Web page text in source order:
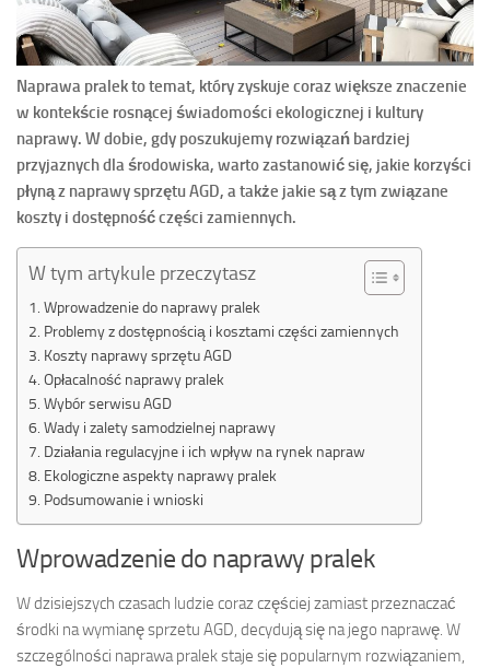
Naprawa pralek to temat, który zyskuje coraz większe znaczenie
w kontekście rosnącej świadomości ekologicznej i kultury
naprawy. W dobie, gdy poszukujemy rozwiązań bardziej
przyjaznych dla środowiska, warto zastanowić się, jakie korzyści
płyną z naprawy sprzętu AGD, a także jakie są z tym związane
koszty i dostępność części zamiennych.
W tym artykule przeczytasz
Wprowadzenie do naprawy pralek
Problemy z dostępnością i kosztami części zamiennych
Koszty naprawy sprzętu AGD
Opłacalność naprawy pralek
Wybór serwisu AGD
Wady i zalety samodzielnej naprawy
Działania regulacyjne i ich wpływ na rynek napraw
Ekologiczne aspekty naprawy pralek
Podsumowanie i wnioski
Wprowadzenie do naprawy pralek
W dzisiejszych czasach ludzie coraz częściej zamiast przeznaczać
środki na wymianę sprzetu AGD, decydują się na jego naprawę. W
szczególności naprawa pralek staje się popularnym rozwiązaniem,